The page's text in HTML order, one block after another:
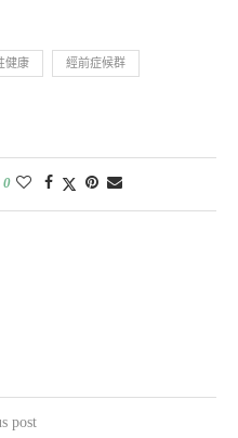
健康 經前症候群
0
post